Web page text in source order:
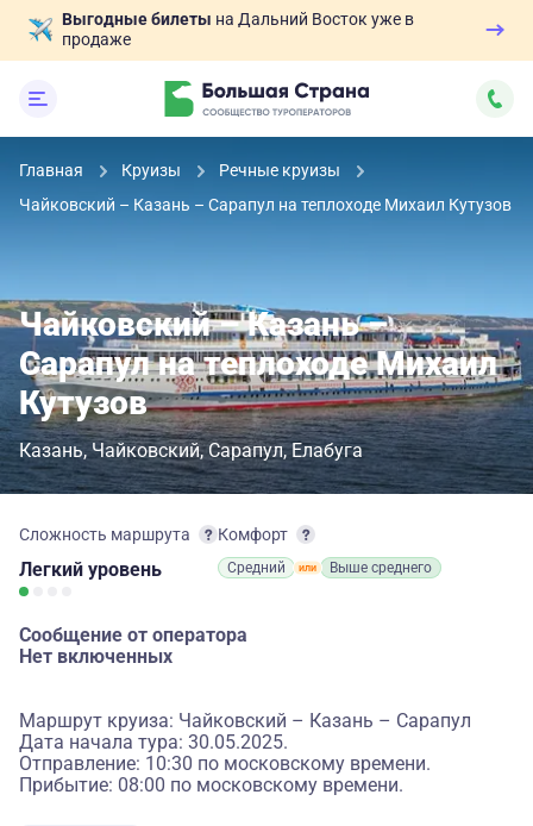
Выгодные билеты на Дальний Восток уже в
продаже
Главная Круизы
Речные круизы
Чайковский – Казань – Сарапул на теплоходе Михаил Кутузов
Чайковский – Казань –
Сарапул на теплоходе Михаил
Кутузов
Казань Чайковский Сарапул Елабуга
Сложность маршрута
Легкий уровень
Комфорт
Средний Выше среднего
Сообщение от оператора
Нет включенных
Маршрут круиза: Чайковский – Казань – Сарапул
Дата начала тура: 30.05.2025.
Отправление: 10:30 по московскому времени.
Прибытие: 08:00 по московскому времени.